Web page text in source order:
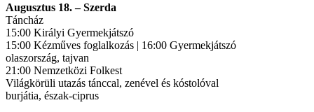
Augusztus 18. – Szerda
Táncház
15:00 Királyi Gyermekjátszó
15:00 Kézműves foglalkozás | 16:00 Gyermekjátszó
olaszország, tajvan
21:00 Nemzetközi Folkest
Világkörüli utazás tánccal, zenével és kóstolóval
burjátia, észak-ciprus